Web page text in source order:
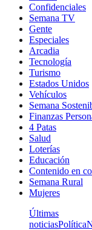
Confidenciales
Semana TV
Gente
Especiales
Arcadia
Tecnología
Turismo
Estados Unidos
Vehículos
Semana
Finanzas
4 Patas
Salud
Loterías
Educación
Contenido en
Semana Rural
Mujeres
Últimas
noticiasPolítica